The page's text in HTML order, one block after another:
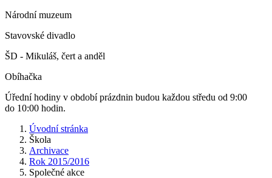
Národní muzeum
Stavovské divadlo
ŠD - Mikuláš, čert a anděl
Obíhačka
Úřední hodiny v období prázdnin budou každou středu od 9:00
do 10:00 hodin.
Úvodní stránka
Škola
Archivace
Rok 2015/2016
Společné akce